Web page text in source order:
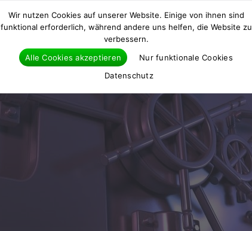
Wir nutzen Cookies auf unserer Website. Einige von ihnen sind
funktional erforderlich, während andere uns helfen, die Website zu
verbessern.
Alle Cookies akzeptieren
Nur funktionale Cookies
Datenschutz